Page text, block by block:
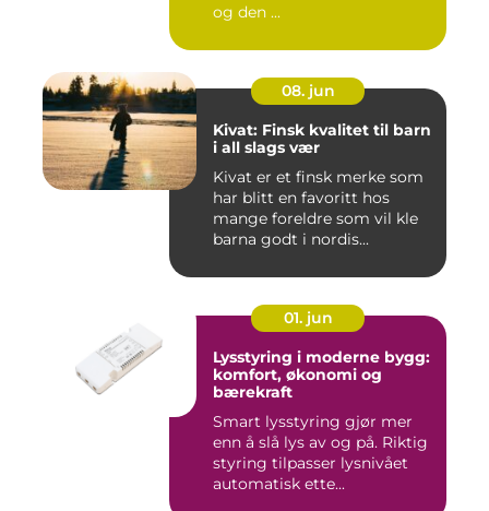
og den ...
08. jun
Kivat: Finsk kvalitet til barn
i all slags vær
Kivat er et finsk merke som
har blitt en favoritt hos
mange foreldre som vil kle
barna godt i nordis...
01. jun
Lysstyring i moderne bygg:
komfort, økonomi og
bærekraft
Smart lysstyring gjør mer
enn å slå lys av og på. Riktig
styring tilpasser lysnivået
automatisk ette...